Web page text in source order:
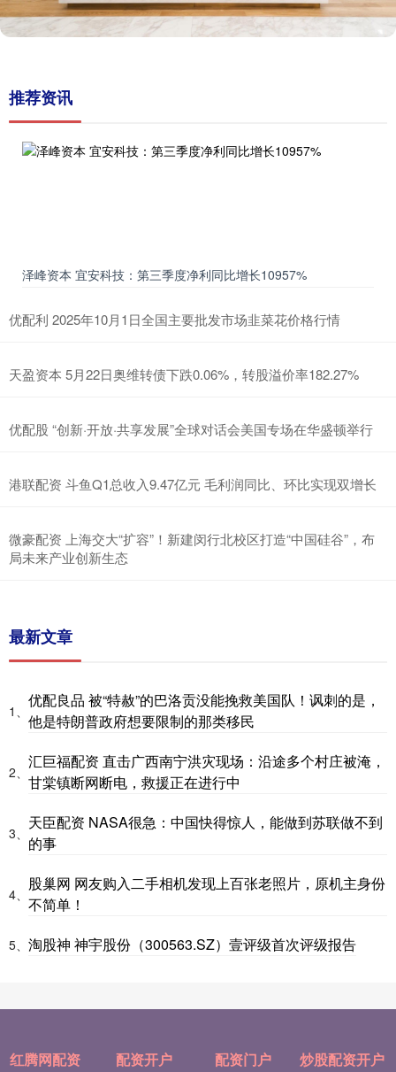
推荐资讯
泽峰资本 宜安科技：第三季度净利同比增长10957%
优配利 2025年10月1日全国主要批发市场韭菜花价格行情
天盈资本 5月22日奥维转债下跌0.06%，转股溢价率182.27%
优配股 “创新·开放·共享发展”全球对话会美国专场在华盛顿举行
港联配资 斗鱼Q1总收入9.47亿元 毛利润同比、环比实现双增长
微豪配资 上海交大“扩容”！新建闵行北校区打造“中国硅谷”，布
局未来产业创新生态
最新文章
1、
优配良品 被“特赦”的巴洛贡没能挽救美国队！讽刺的是，
他是特朗普政府想要限制的那类移民
2、
汇巨福配资 直击广西南宁洪灾现场：沿途多个村庄被淹，
甘棠镇断网断电，救援正在进行中
3、
天臣配资 NASA很急：中国快得惊人，能做到苏联做不到
的事
4、
股巢网 网友购入二手相机发现上百张老照片，原机主身份
不简单！
5、 淘股神 神宇股份（300563.SZ）壹评级首次评级报告
红腾网配资 配资开户 配资门户 炒股配资开户